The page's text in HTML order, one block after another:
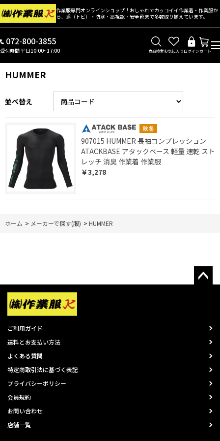
作業服専門オンラインショップ！おしゃれでカッコイイ作業着・作業服か
ら、鳶（トビ）・防寒・高視認・安全靴まで多数取り揃えています。
072-800-3855
受付時間 平日10:00~17:00 商品検索お気に入りログインカート
HUMMER
並べ替え
907015 HUMMER 長袖コンプレッション
ATACKBASE アタックベース 軽量 速乾 スト
レッチ 消臭 作業着 作業服
￥3,278
ホーム > メーカーで探す(服) > HUMMER
ご利用ガイド
送料とお支払い方法
よくある質問
特定商取引法に基づく表記
プライバシーポリシー
会員規約
お問い合わせ
店舗一覧